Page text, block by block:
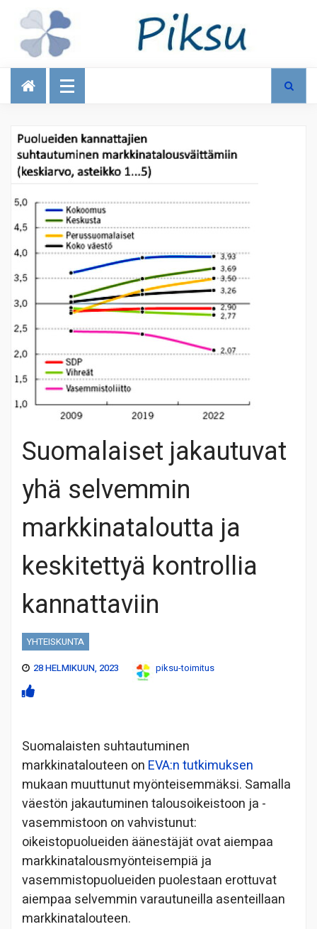
Talous
Suomalaiset jakautuvat
yhä selvemmin
markkinataloutta ja
keskitettyä kontrollia
kannattaviin
YHTEISKUNTA
28 HELMIKUUN, 2023
piksu-toimitus
Suomalaisten suhtautuminen
markkinatalouteen on EVA:n tutkimuksen
mukaan muuttunut myönteisemmäksi. Samalla
väestön jakautuminen talousoikeistoon ja -
vasemmistoon on vahvistunut:
oikeistopuolueiden äänestäjät ovat aiempaa
markkinatalousmyönteisempiä ja
vasemmistopuolueiden puolestaan erottuvat
aiempaa selvemmin varautuneilla asenteillaan
markkinatalouteen.